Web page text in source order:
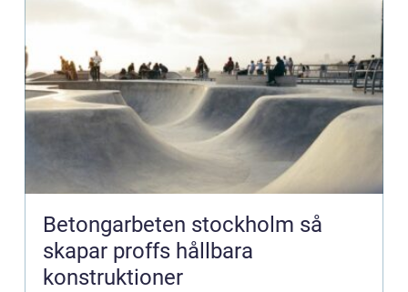
Betongarbeten stockholm så
skapar proffs hållbara
konstruktioner